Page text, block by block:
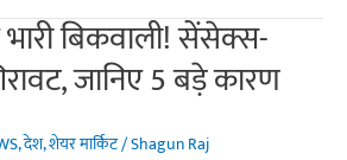
भारी बिकवाली! सेंसेक्स-
जानिए 5 बड़े कारण
,देश,शेयर मार्किट/Shagun Raj